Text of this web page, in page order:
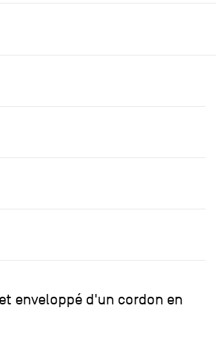
enveloppé d'un cordon en